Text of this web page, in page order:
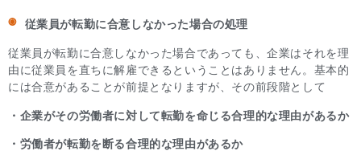
従業員が転勤に合意しなかった場合の処理
従業員が転勤に合意しなかった場合であっても、企業はそれを理
由に従業員を直ちに解雇できるということはありません。基本的
には合意があることが前提となりますが、その前段階として
・企業がその労働者に対して転勤を命じる合理的な理由があるか
・労働者が転勤を断る合理的な理由があるか